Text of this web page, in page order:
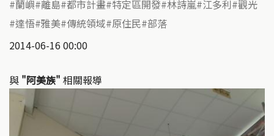
蘭嶼 離島 都市計畫 特定區開發 林詩嵐 江多利 觀光
達悟 雅美 傳統領域 原住民 部落
2014-06-16 00:00
與 "阿美族" 相關報導